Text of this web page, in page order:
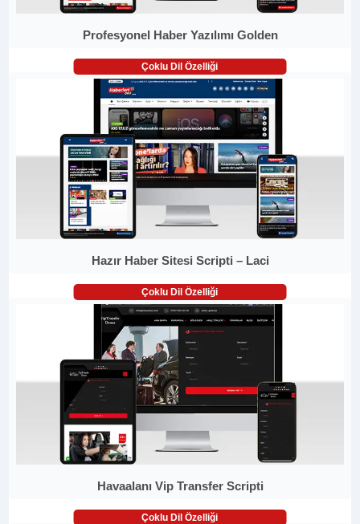
Profesyonel Haber Yazılımı Golden
Çoklu Dil Özelliği
Hazır Haber Sitesi Scripti – Laci
Çoklu Dil Özelliği
Havaalanı Vip Transfer Scripti
Çoklu Dil Özelliği